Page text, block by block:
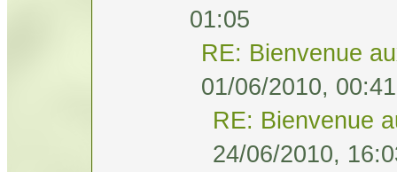
01:05
RE: Bienvenue
01/06/2010, 00:41
RE: Bienvenue
24/06/2010,